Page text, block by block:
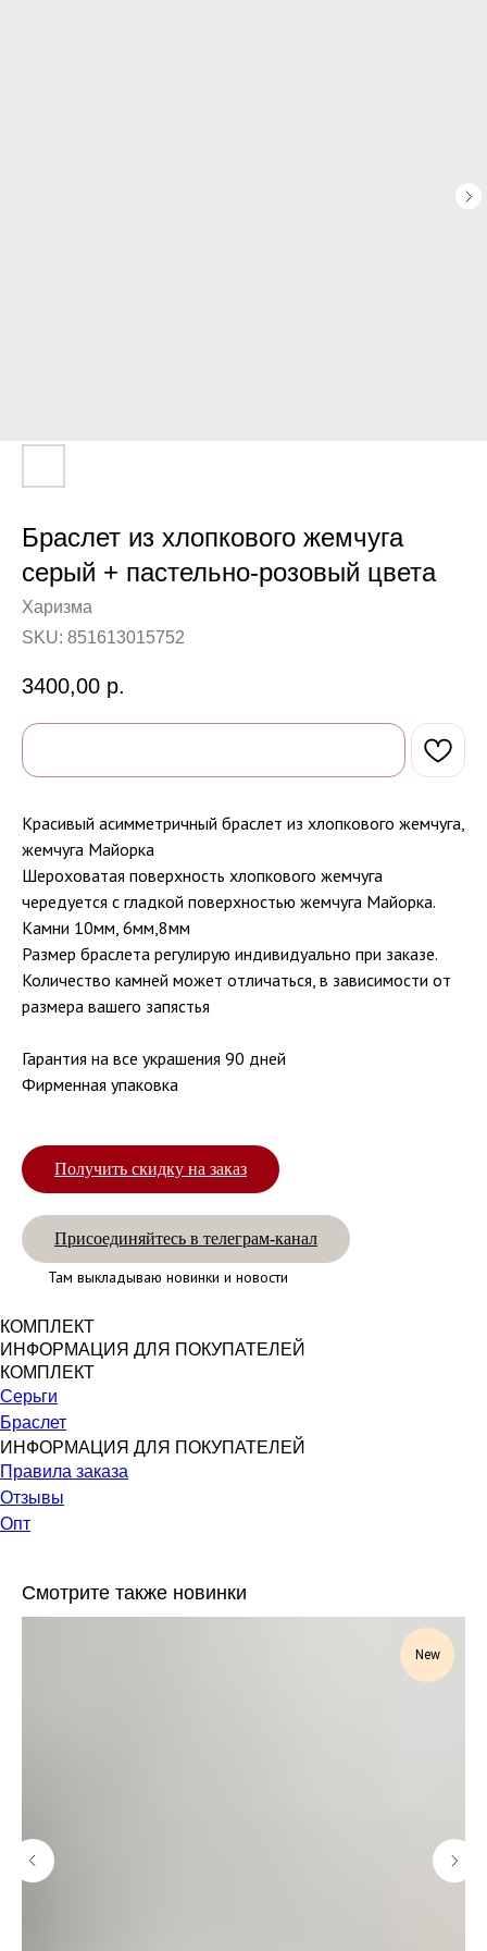
Браслет из хлопкового жемчуга
серый + пастельно-розовый цвета
Харизма
SKU: 851613015752
3400,00 р.
Красивый асимметричный браслет из хлопкового жемчуга,
жемчуга Майорка
Шероховатая поверхность хлопкового жемчуга
чередуется с гладкой поверхностью жемчуга Майорка.
Камни 10мм, 6мм,8мм
Размер браслета регулирую индивидуально при заказе.
Количество камней может отличаться, в зависимости от
размера вашего запястья
Гарантия на все украшения 90 дней
Фирменная упаковка
Получить скидку на заказ
Присоединяйтесь в телеграм-канал
Там выкладываю новинки и новости
КОМПЛЕКТ
ИНФОРМАЦИЯ ДЛЯ ПОКУПАТЕЛЕЙ
КОМПЛЕКТ
Серьги
Браслет
ИНФОРМАЦИЯ ДЛЯ ПОКУПАТЕЛЕЙ
Правила заказа
Отзывы
Опт
Смотрите также новинки
New